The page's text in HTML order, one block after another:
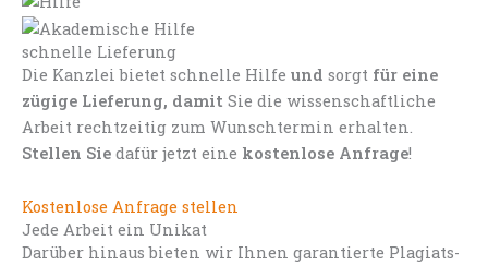
schnelle Lieferung
Die Kanzlei bietet schnelle Hilfe und sorgt für eine
zügige Lieferung, damit Sie die wissenschaftliche
Arbeit rechtzeitig zum Wunschtermin erhalten.
Stellen Sie dafür jetzt eine kostenlose Anfrage!
Kostenlose Anfrage stellen
Jede Arbeit ein Unikat
Darüber hinaus bieten wir Ihnen garantierte Plagiats-